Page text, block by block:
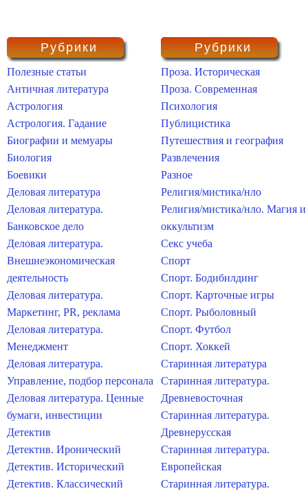
Рубрики
Полезные статьи
Античная литература
Астрология
Астрология. Гадание
Биографии и мемуары
Биология
Боевики
Деловая литература
Деловая литература.
Банковское дело
Деловая литература.
Внешнеэкономическая
деятельность
Деловая литература.
Маркетинг, PR, реклама
Деловая литература.
Менеджмент
Деловая литература.
Управление, подбор персонала
Деловая литература. Ценные
бумаги, инвестиции
Детектив
Детектив. Иронический
Детектив. Исторический
Детектив. Классический
Рубрики
Проза. Историческая
Проза. Современная
Психология
Публицистика
Путешествия и география
Развлечения
Разное
Религия/мистика/нло
Религия/мистика/нло. Магия и
оккультизм
Секс учеба
Спорт
Спорт. Бодибилдинг
Спорт. Карточные игры
Спорт. Рыболовный
Спорт. Футбол
Спорт. Хоккей
Старинная литература
Старинная литература.
Древневосточная
Старинная литература.
Древнерусская
Старинная литература.
Европейская
Старинная литература.